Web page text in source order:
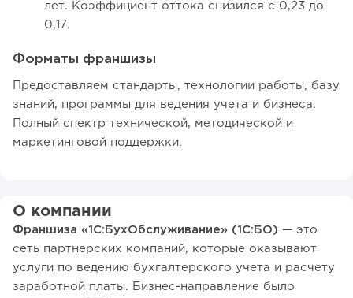
лет. Коэффициент оттока снизился с 0,23 до
0,17.
Форматы франшизы
Предоставляем стандарты, технологии работы, базу
знаний, программы для ведения учета и бизнеса.
Полный спектр технической, методической и
маркетинговой поддержки.
О компании
Франшиза «1С:БухОбслуживание» (1С:БО) — это
сеть партнерских компаний, которые оказывают
услуги по ведению бухгалтерского учета и расчету
заработной платы. Бизнес-направление было